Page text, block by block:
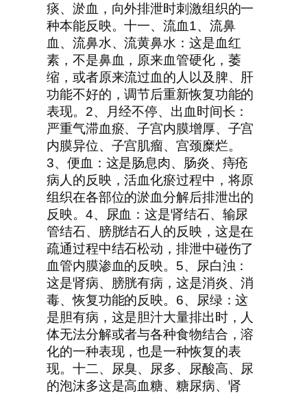
痰、淤血，向外排泄时刺激组织的一
种本能反映。十一、流血1、流鼻
血、流鼻水、流黄鼻水：这是血红
素，不是鼻血，原来血管硬化，萎
缩，或者原来流过血的人以及脾、肝
功能不好的，调节后重新恢复功能的
表现。2、月经不停、出血时间长：
严重气滞血瘀、子宫内膜增厚、子宫
内膜异位、子宫肌瘤、宫颈糜烂。
3、便血：这是肠息肉、肠炎、痔疮
病人的反映，活血化瘀过程中，将原
组织在各部位的淤血分解后排泄出的
反映。4、尿血：这是肾结石、输尿
管结石、膀胱结石人的反映，这是在
疏通过程中结石松动，排泄中碰伤了
血管内膜渗血的反映。5、尿白浊：
这是肾病、膀胱有病，这是消炎、消
毒、恢复功能的反映。6、尿绿：这
是胆有病，这是胆汁大量排出时，人
体无法分解或者与各种食物结合，溶
化的一种表现，也是一种恢复的表
现。十二、尿臭、尿多、尿酸高、尿
的泡沫多这是高血糖、糖尿病、肾